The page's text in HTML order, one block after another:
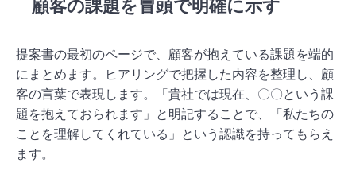
顧客の課題を冒頭で明確に示す
提案書の最初のページで、顧客が抱えている課題を端的
にまとめます。ヒアリングで把握した内容を整理し、顧
客の言葉で表現します。「貴社では現在、〇〇という課
題を抱えておられます」と明記することで、「私たちの
ことを理解してくれている」という認識を持ってもらえ
ます。